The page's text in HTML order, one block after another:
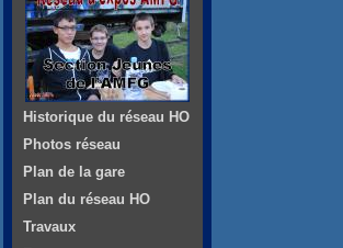
Historique du réseau HO
Photos réseau
Plan de la gare
Plan du réseau HO
Travaux